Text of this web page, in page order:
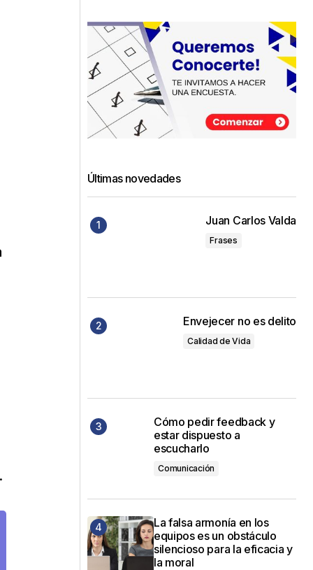
Últimas novedades
Juan Carlos Valda
Frases
Envejecer no es delito
Calidad de Vida
Cómo pedir feedback y
estar dispuesto a
escucharlo
Comunicación
La falsa armonía en los
equipos es un obstáculo
silencioso para la eficacia y
la moral